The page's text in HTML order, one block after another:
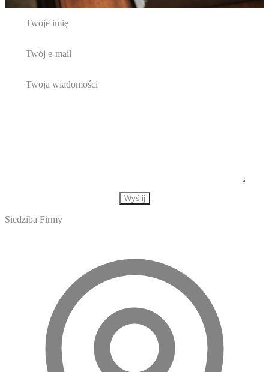
Twoje imię
Twój e-mail
Twoja wiadomości
Siedziba Firmy